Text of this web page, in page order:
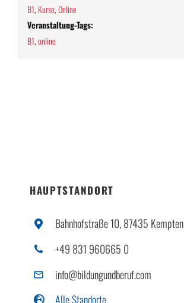
B1, Kurse,Online
Veranstaltung-Tags:
B1,online
HAUPTSTANDORT
Bahnhofstraße 10, 87435 Kempten
+49 831 960665 0
info@bildungundberuf.com
Alle Standorte